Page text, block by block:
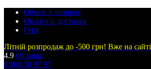
Обмен и возврат
Оплата и доставка
Гурт
Літній розпродаж до -500 грн! Вже на сайті
4.9 Отзывы
0 800 50 97 97